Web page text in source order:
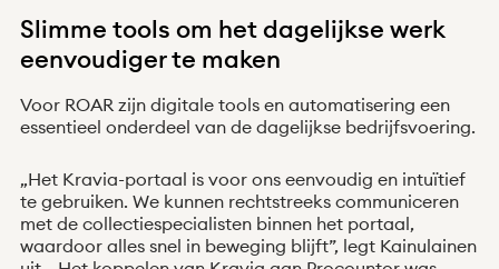
Slimme tools om het dagelijkse werk
eenvoudiger te maken
Voor ROAR zijn digitale tools en automatisering een
essentieel onderdeel van de dagelijkse bedrijfsvoering.
„Het Kravia-portaal is voor ons eenvoudig en intuïtief
te gebruiken. We kunnen rechtstreeks communiceren
met de collectiespecialisten binnen het portaal,
waardoor alles snel in beweging blijft”, legt Kainulainen